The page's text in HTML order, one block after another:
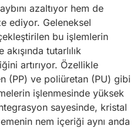
azaltıyor hem de
ediyor. Geleneksel
bu işlemlerin
tutarlılık
artırıyor. Özellikle
(PP) ve poliüretan (PU) gibi
işlenmesinde yüksek
sayesinde, kristal
nem içeriği aynı anda